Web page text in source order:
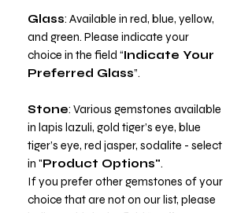
Glass: Available in red, blue, yellow,
and green. Please indicate your
choice in the field “Indicate Your
Preferred Glass”.
Stone: Various gemstones available
in lapis lazuli, gold tiger’s eye, blue
tiger’s eye, red jasper, sodalite - select
in "Product Options".
If you prefer other gemstones of your
choice that are not on our list, please